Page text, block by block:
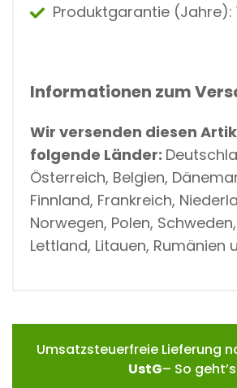
Produktgarantie (Jahre):
Informationen zum
Wir versenden diesen
folgende Länder:
Österreich, Belgien,
Finnland, Frankreich,
Norwegen, Polen,
Lettland, Litauen, Rumänien
Umsatzsteuerfreie Lieferung
UstG– So geht’s